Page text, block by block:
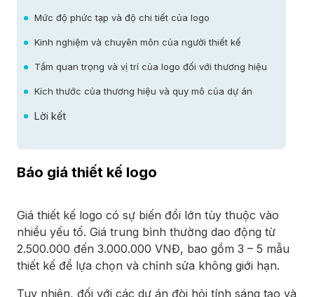
Mức độ phức tạp và độ chi tiết của logo
Kinh nghiệm và chuyên môn của người thiết kế
Tầm quan trọng và vị trí của logo đối với thương hiệu
Kích thước của thương hiệu và quy mô của dự án
Lời kết
Báo giá thiết kế logo
Giá thiết kế logo có sự biến đổi lớn tùy thuộc vào
nhiều yếu tố. Giá trung bình thường dao động từ
2.500.000 đến 3.000.000 VNĐ, bao gồm 3 – 5 mẫu
thiết kế để lựa chọn và chỉnh sửa không giới hạn.
Tuy nhiên, đối với các dự án đòi hỏi tính sáng tạo và